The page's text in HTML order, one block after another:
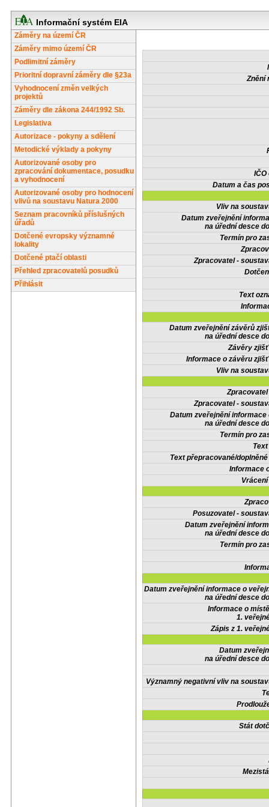
Informační systém EIA
Záměry na území ČR
Záměry mimo území ČR
Podlimitní záměry
Prioritní dopravní záměry dle §23a
Vyhodnocení změn velkých
projektů
Záměry dle zákona 244/1992 Sb.
Legislativa
Autorizace - pokyny a sdělení
Metodické výklady a pokyny
Autorizované osoby pro
zpracování dokumentace, posudku
a vyhodnocení
Autorizované osoby pro hodnocení
vlivů na soustavu Natura 2000
Seznam pracovníků příslušných
úřadů
Dotčené evropsky významné
lokality
Dotčené ptačí oblasti
Přehled zpracovatelů posudků
Přihlásit
Znění
IČO
Datum a čas
Vliv na
Datum zveřejnění
na úřední desce
Termín pro
Zpracovatel -
Text
Datum zveřejnění závěrů
na úřední desce
Závěry
Informace o závěru
Vliv na
Zpracovatel -
Datum zveřejnění informace
na úřední desce
Termín pro
Text přepracované/
Informace
Posuzovatel -
Datum zveřejnění
na úřední desce
Termín pro
Datum zveřejnění informace o
na úřední desce
Informace o
1.
Zápis z 1.
Datum
na úřední desce
Významný negativní vliv na
Stát